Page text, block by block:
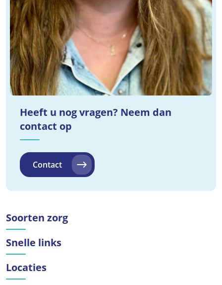
Heeft u nog vragen? Neem dan
contact op
Contact
Soorten zorg
Snelle links
Locaties